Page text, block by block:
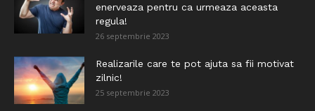
enerveaza pentru ca urmeaza aceasta
regula!
26 septembrie 2023
Realizarile care te pot ajuta sa fii motivat
zilnic!
25 septembrie 2023